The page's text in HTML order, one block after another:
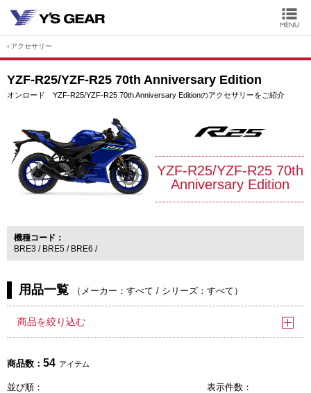
アクセサリー
YZF-R25/YZF-R25 70th Anniversary Edition
オンロード YZF-R25/YZF-R25 70th Anniversary Editionのアクセサリーをご紹介
YZF-R25/YZF-R25 70th
Anniversary Edition
機種コード
BRE3
BRE5 BRE6
用品一覧 （ メーカー：すべて / シリーズ：すべて ）
商品を絞り込む
商品数： 54 アイテム
並び順： 表示件数：